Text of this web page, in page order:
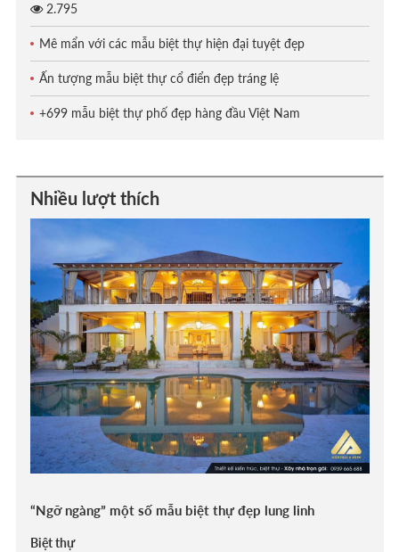
2.795
Mê mẩn với các mẫu biệt thự hiện đại tuyệt đẹp
Ấn tượng mẫu biệt thự cổ điển đẹp tráng lệ
+699 mẫu biệt thự phố đẹp hàng đầu Việt Nam
Nhiều lượt thích
“Ngỡ ngàng” một số mẫu biệt thự đẹp lung linh
Biệt thự